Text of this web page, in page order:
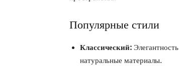
Популярные стили
Классический:
натуральные материалы.